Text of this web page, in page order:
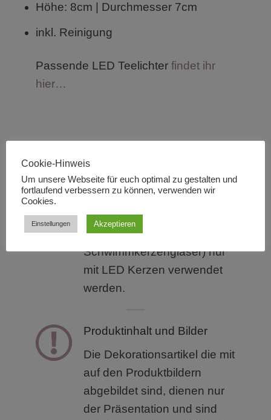
Höhe: 8cm | Durchmesser 7cm
inkl. Reinigung
Passende LED Teelichterfindet ihr
hier…
Verwendung von Kerzen
Alle unsere Dekoartikel
dürfen (bis auf die
Schwimmkerzengläser) nur
mit LED Kerzen verwendet
werden.
Produktinhalt und Bilder
Die Dekorationsartikel die mit
auf den Produktbildern
abgebildet sind, dienen nur
der Präsentation und sind
Cookie-Hinweis
Um unsere Webseite für euch optimal zu gestalten und
fortlaufend verbessern zu können, verwenden wir
Cookies.
Einstellungen Akzeptieren